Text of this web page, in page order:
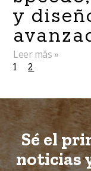
y
Leer más »
1 2
Sé el
noticias